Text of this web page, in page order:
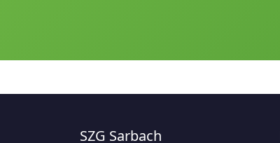
SZG Sarbach